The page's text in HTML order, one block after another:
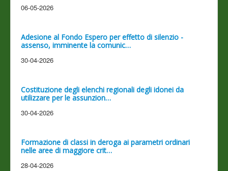
06-05-2026
Adesione al Fondo Espero per effetto di silenzio -
assenso, imminente la comunic…
30-04-2026
Costituzione degli elenchi regionali degli idonei da
utilizzare per le assunzion…
30-04-2026
Formazione di classi in deroga ai parametri ordinari
nelle aree di maggiore crit…
28-04-2026